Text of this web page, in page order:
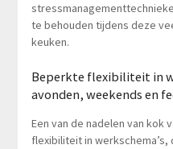
te behouden tijdens deze
keuken.
Beperkte flexibiliteit in
avonden, weekends en
Een van de nadelen van kok
flexibiliteit in